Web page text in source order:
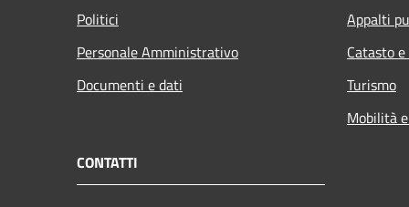
Politici
Personale Amministrativo
Documenti e dati
Appalti
Catasto
Turismo
Mobilità
CONTATTI